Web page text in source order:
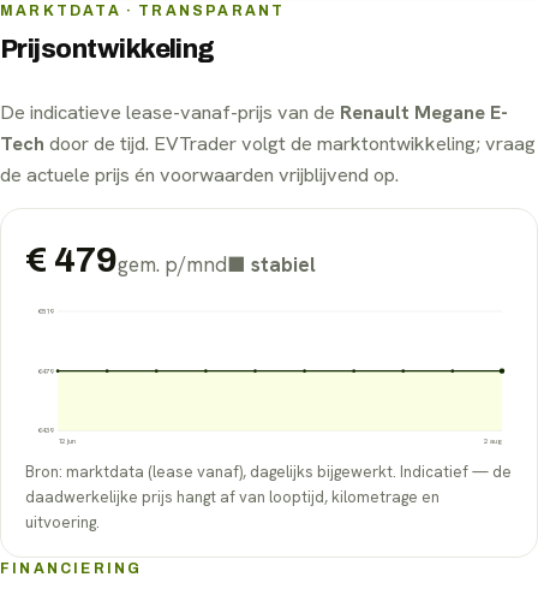
MARKTDATA · TRANSPARANT
Prijsontwikkeling
De indicatieve lease-vanaf-prijs van de Renault Megane E-
Tech door de tijd. EVTrader volgt de marktontwikkeling; vraag
de actuele prijs én voorwaarden vrijblijvend op.
€ 479gem. p/mnd■ stabiel
€519
€479
€439
12 jun
2 aug
Bron: marktdata (lease vanaf), dagelijks bijgewerkt. Indicatief — de
daadwerkelijke prijs hangt af van looptijd, kilometrage en
uitvoering.
FINANCIERING